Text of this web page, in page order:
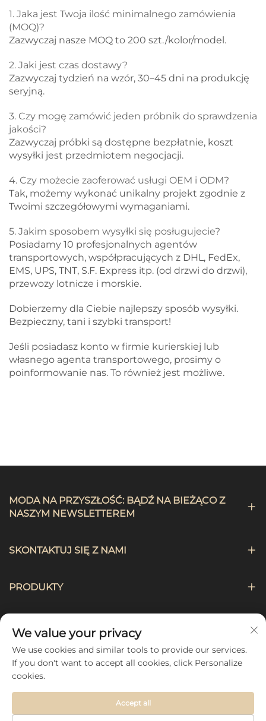
1. Jaka jest Twoja ilość minimalnego zamówienia
(MOQ)?
Zazwyczaj nasze MOQ to 200 szt./kolor/model.
2. Jaki jest czas dostawy?
Zazwyczaj tydzień na wzór, 30–45 dni na produkcję
seryjną.
3. Czy mogę zamówić jeden próbnik do sprawdzenia
jakości?
Zazwyczaj próbki są dostępne bezpłatnie, koszt
wysyłki jest przedmiotem negocjacji.
4. Czy możecie zaoferować usługi OEM i ODM?
Tak, możemy wykonać unikalny projekt zgodnie z
Twoimi szczegółowymi wymaganiami.
5. Jakim sposobem wysyłki się posługujecie?
Posiadamy 10 profesjonalnych agentów
transportowych, współpracujących z DHL, FedEx,
EMS, UPS, TNT, S.F. Express itp. (od drzwi do drzwi),
przewozy lotnicze i morskie.
Dobierzemy dla Ciebie najlepszy sposób wysyłki.
Bezpieczny, tani i szybki transport!
Jeśli posiadasz konto w firmie kurierskiej lub
własnego agenta transportowego, prosimy o
poinformowanie nas. To również jest możliwe.
MODA NA PRZYSZŁOŚĆ: BĄDŹ NA BIEŻĄCO Z
NASZYM NEWSLETTEREM
SKONTAKTUJ SIĘ Z NAMI
PRODUKTY
ŚLEDŹ NAS
We value your privacy
We use cookies and similar tools to provide our services.
If you don't want to accept all cookies, click Personalize
cookies.
Accept all